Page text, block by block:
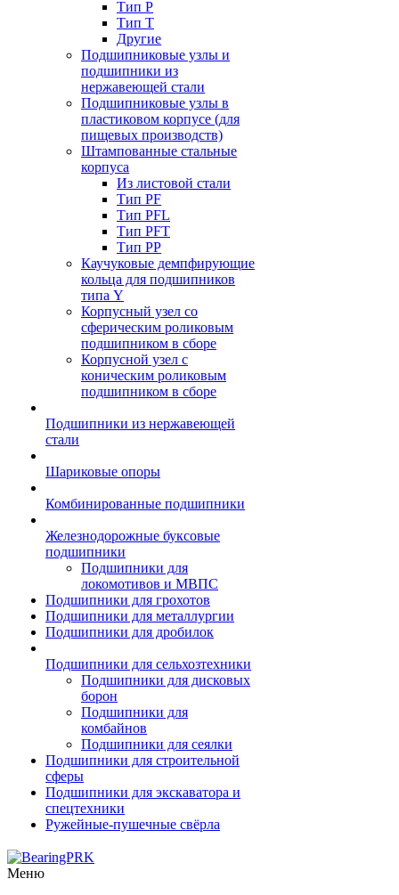
Тип P
Тип T
Другие
Подшипниковые узлы и
подшипники из
нержавеющей стали
Подшипниковые узлы в
пластиковом корпусе (для
пищевых производств)
Штампованные стальные
корпуса
Из листовой стали
Тип PF
Тип PFL
Тип PFT
Тип PP
Каучуковые демпфирующие
кольца для подшипников
типа Y
Корпусный узел со
сферическим роликовым
подшипником в сборе
Корпусной узел с
коническим роликовым
подшипником в сборе
Подшипники из нержавеющей
стали
Шариковые опоры
Комбинированные подшипники
Железнодорожные буксовые
подшипники
Подшипники для
локомотивов и МВПС
Подшипники для грохотов
Подшипники для металлургии
Подшипники для дробилок
Подшипники для сельхозтехники
Подшипники для дисковых
борон
Подшипники для
комбайнов
Подшипники для сеялки
Подшипники для строительной
сферы
Подшипники для экскаватора и
спецтехники
Ружейные-пушечные свёрла
Меню